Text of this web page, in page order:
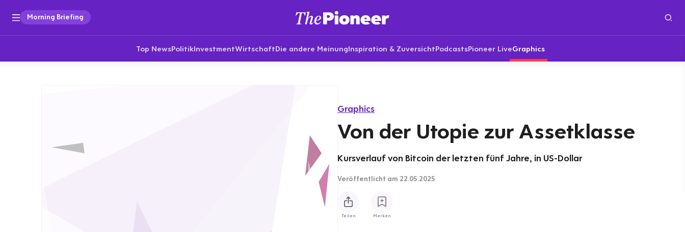
Morning Briefing
Top NewsPolitikInvestmentWirtschaftDie andere MeinungInspiration & ZuversichtPodcastsPioneer LiveGraphics
Graphics
Von der Utopie zur Assetklasse
Kursverlauf von Bitcoin der letzten fünf Jahre, in US-Dollar
Veröffentlicht am 22.05.2025
Teilen Merken